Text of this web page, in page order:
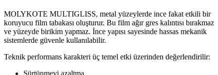
MOLYKOTE MULTIGLISS, metal yüzeylerde ince fakat etkili bir
koruyucu film tabakası oluşturur. Bu film ağır gres kalıntısı bırakmaz
ve yüzeyde birikim yapmaz. İnce yapısı sayesinde hassas mekanik
sistemlerde güvenle kullanılabilir.
Teknik performans karakteri üç temel etki üzerinden değerlendirilir:
Sürtünmeyi azaltma